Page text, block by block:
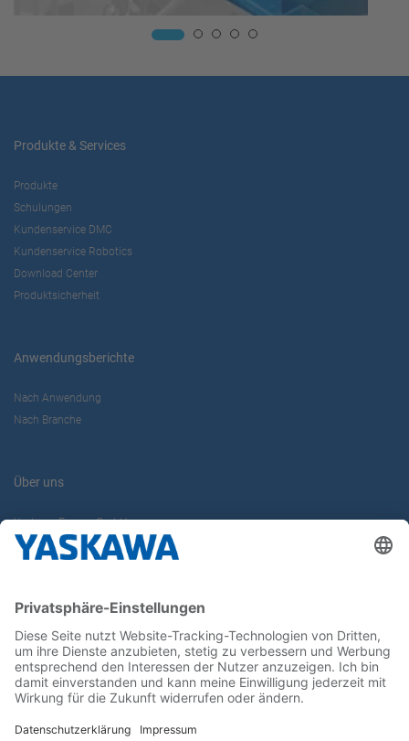
Produkte & Services
Produkte
Schulungen
Kundenservice DMC
Kundenservice Robotics
Download Center
Produktsicherheit
Anwendungsberichte
Nach Anwendung
Nach Branche
Über uns
Yaskawa Europe GmbH
Karriere
Newsletter
Follow us on...